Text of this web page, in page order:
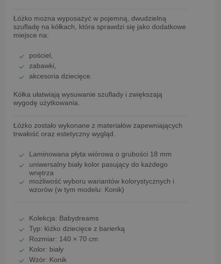
Łóżko można wyposażyć w pojemną, dwudzielną
szufladę na kółkach , która sprawdzi się jako dodatkowe
miejsce na:
pościel,
zabawki,
akcesoria dziecięce.
Kółka ułatwiają wysuwanie szuflady i zwiększają
wygodę użytkowania.
Łóżko zostało wykonane z materiałów zapewniających
trwałość oraz estetyczny wygląd.
Laminowana płyta wiórowa o grubości 18 mm
uniwersalny biały kolor pasujący do każdego
wnętrza
możliwość wyboru wariantów kolorystycznych i
wzorów (w tym modelu: Konik)
Kolekcja: Babydreams
Typ: łóżko dziecięce z barierką
Rozmiar: 140 × 70 cm
Kolor: biały
Wzór: Konik